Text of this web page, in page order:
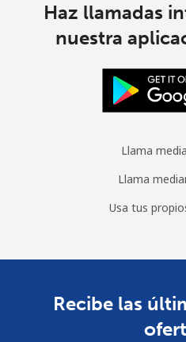
Haz llamadas
nuestra
Llama
Llama
Usa tus
Recibe las